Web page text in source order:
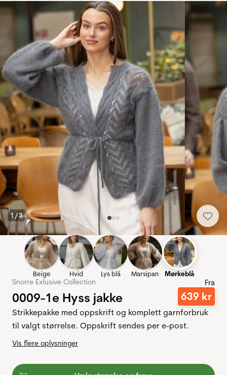
1 /3
Beige Hvid Lys blå Marsipan Mørkeblå
Snorre Exlusive Collection
0009-1e Hyss jakke
Fra
639 kr
Strikkepakke med oppskrift og komplett garnforbruk
til valgt størrelse. Oppskrift sendes per e-post.
Vis flere oplysninger